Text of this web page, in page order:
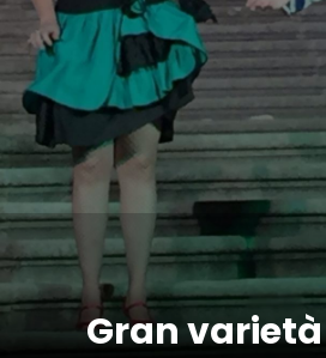
Gran varietà